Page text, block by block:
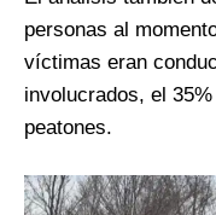
personas al
víctimas eran
involucrados, el
peatones.